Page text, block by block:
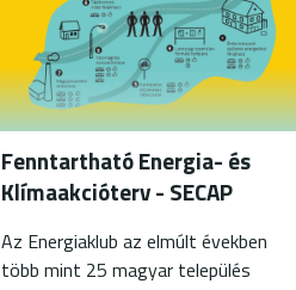
Fenntartható Energia- és
Klímaakcióterv - SECAP
Az Energiaklub az elmúlt években
több mint 25 magyar település